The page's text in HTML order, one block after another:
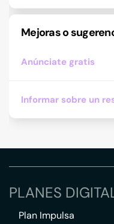
Mejoras o
Anúnciate gratis
Informar sobre un
PLANES
Plan Impulsa